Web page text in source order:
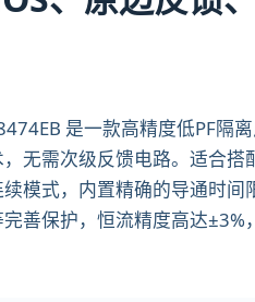
是一款高精度低PF隔
无需次级反馈电路。适合
模式，内置精确的导通时
善保护，恒流精度高达